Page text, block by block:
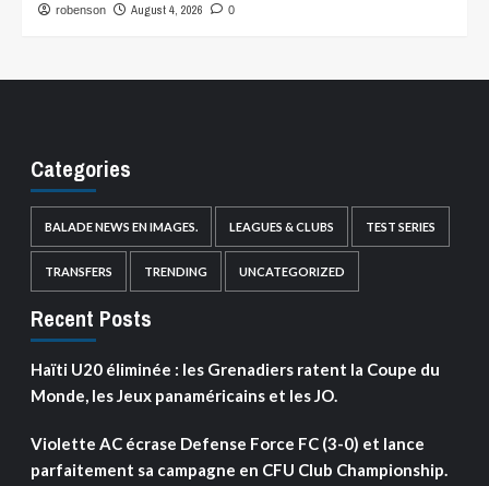
robenson August 4, 2026 0
Categories
BALADE NEWS EN IMAGES. LEAGUES & CLUBS TEST SERIES
TRANSFERS TRENDING UNCATEGORIZED
Recent Posts
Haïti U20 éliminée : les Grenadiers ratent la Coupe du
Monde, les Jeux panaméricains et les JO.
Violette AC écrase Defense Force FC (3-0) et lance
parfaitement sa campagne en CFU Club Championship.